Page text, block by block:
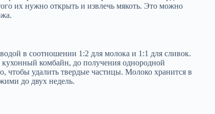
их нужно открыть и извлечь мякоть. Это можно
в соотношении 1:2 для молока и 1:1 для сливок.
комбайн, до получения однородной
чтобы удалить твердые частицы. Молоко хранится в
до двух недель.